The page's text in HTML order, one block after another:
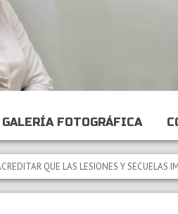
GALERÍA FOTOGRÁFICA
QUE LAS LESIONES Y SECUELAS